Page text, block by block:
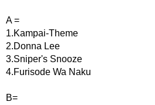
A =
1.Kampai-Theme
2.Donna Lee
3.Sniper's Snooze
4.Furisode Wa Naku
B=